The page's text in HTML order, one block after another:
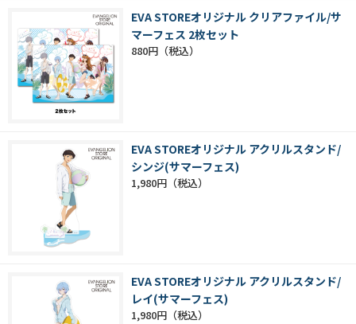
EVA STOREオリジナル クリアファイル/サ
マーフェス 2枚セット
880円
EVA STOREオリジナル アクリルスタンド/
シンジ(サマーフェス)
1,980円
EVA STOREオリジナル アクリルスタンド/
レイ(サマーフェス)
1,980円